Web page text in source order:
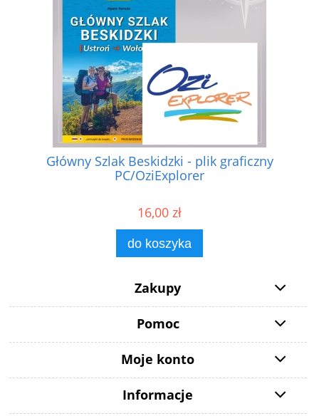
Główny Szlak Beskidzki - plik graficzny
PC/OziExplorer
16,00 zł
do koszyka
Zakupy
Pomoc
Moje konto
Informacje